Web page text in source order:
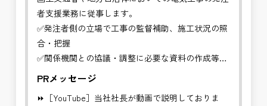
者支援業務に従事します。
✅発注者側の立場で工事の監督補助、施工状況の照
合・把握
✅関係機関との協議・調整に必要な資料の作成等
質管理、設計変
PRメッセージ
⏩［YouTube］当社社長が動画で説明しておりま